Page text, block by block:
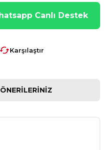
Canlı Destek
Karşılaştır
ÖNERILERINIZ